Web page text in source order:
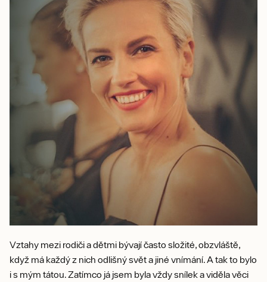
Vztahy mezi rodiči a dětmi bývají často složité, obzvláště,
když má každý z nich odlišný svět a jiné vnímání. A tak to bylo
i s mým tátou. Zatímco já jsem byla vždy snílek a viděla věci